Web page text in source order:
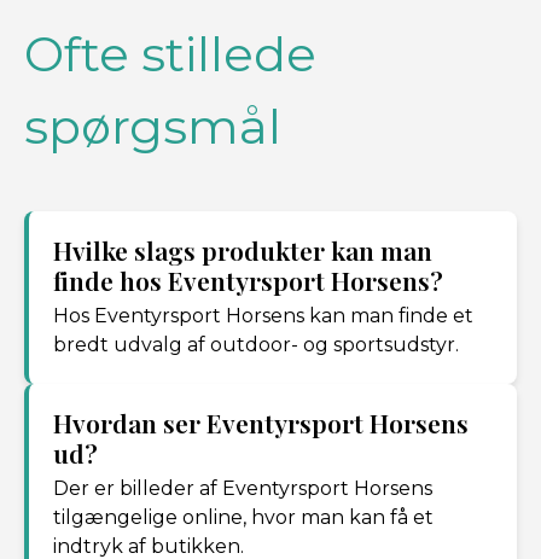
Ofte stillede
spørgsmål
Hvilke slags produkter kan man
finde hos Eventyrsport Horsens?
Hos Eventyrsport Horsens kan man finde et
bredt udvalg af outdoor- og sportsudstyr.
Hvordan ser Eventyrsport Horsens
ud?
Der er billeder af Eventyrsport Horsens
tilgængelige online, hvor man kan få et
indtryk af butikken.